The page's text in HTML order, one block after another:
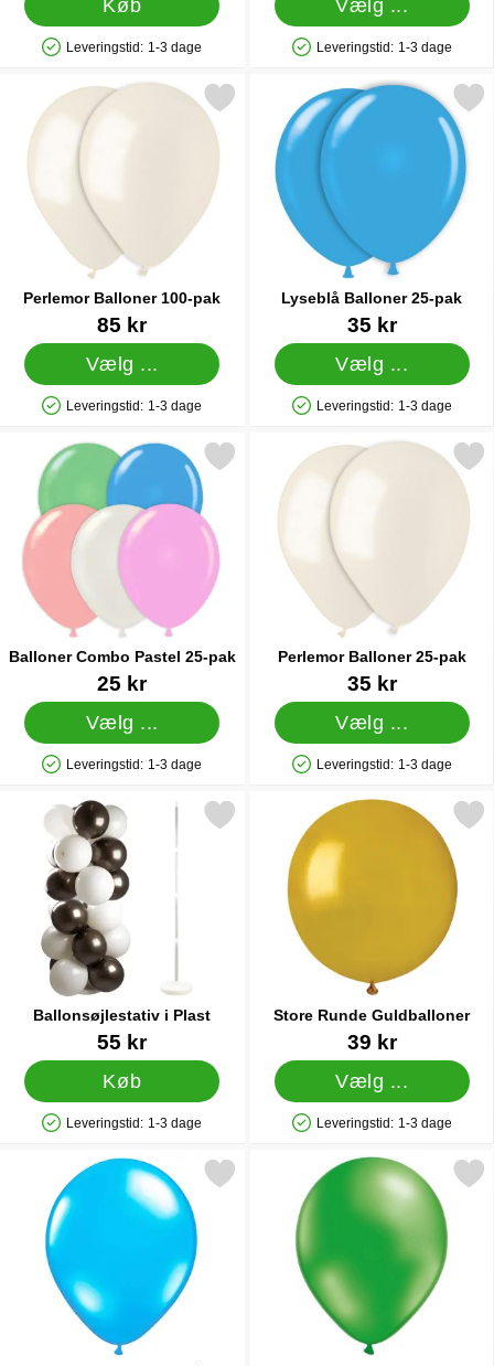
Køb
Produkttilgængelighed: På lager
Leveringstid: 1-3 dage
Vælg ...
Produkttilgængelighed: På lager
Leveringstid: 1-3 dage
Perlemor Balloner 100-pak
Varenr 1222485 kr
Vælg ...
Produkttilgængelighed: På lager
Leveringstid: 1-3 dage
Markér perlemor Balloner 100-pak som favorit
Lyseblå Balloner 25-pak
Varenr 1222635 kr
Vælg ...
Produkttilgængelighed: På lager
Leveringstid: 1-3 dage
Markér lyseblå Balloner
Balloner Combo Pastel 25-pak
Varenr 2083825 kr
Vælg ...
Produkttilgængelighed: På lager
Leveringstid: 1-3 dage
Markér balloner Combo Pastel 25-pak som favorit
Perlemor Balloner 25-pak
Varenr 1222235 kr
Vælg ...
Produkttilgængelighed: På lager
Leveringstid: 1-3 dage
Markér perlemor
Ballonsøjlestativ i Plast
Varenr 4501855 kr
Køb
Produkttilgængelighed: På lager
Leveringstid: 1-3 dage
Markér ballonsøjlestativ i Plast som favorit
Store Runde Guldballoner
Varenr 1503239 kr
Vælg ...
Produkttilgængelighed: På lager
Leveringstid: 1-3 dage
Markér store Runde
Markér metallic Balloner Lyseblå 25-pak som favorit
Markér metallic Balloner